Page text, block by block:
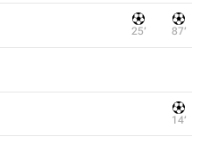
25‎’‎ 87‎’‎
14‎’‎